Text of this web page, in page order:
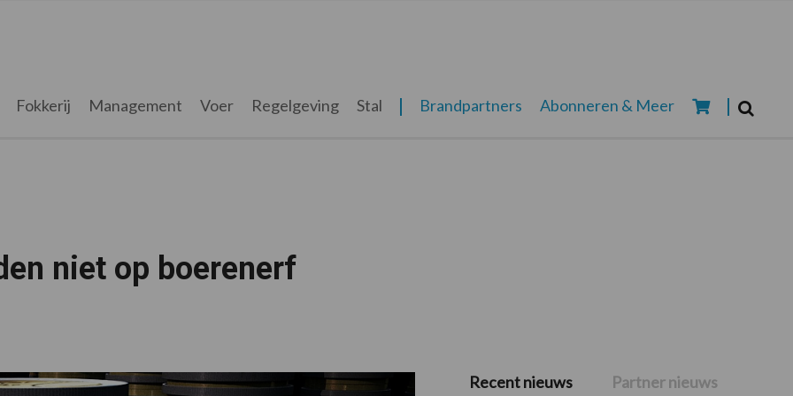
Fokkerij Management Voer Regelgeving Stal Brandpartners Abonneren & Meer
niet op boerenerf
Primaire
Recent nieuws Partner nieuws